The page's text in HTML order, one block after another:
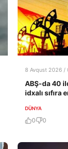
8 Avqust 2026 /
ABŞ-da 40
idxalı sıfıra
DÜNYA
0 0